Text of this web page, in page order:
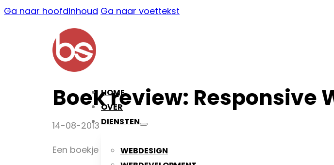
Ga naar hoofdinhoud Ga naar voettekst
HOME
OVER
DIENSTEN
WEBDESIGN
Boek review: Responsive
14-08-2013
Een boekje van slechts een dikke 100 pagina’s maar bordevol